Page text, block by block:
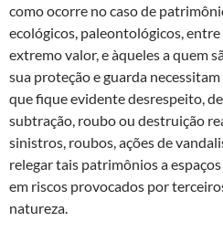
como ocorre no caso de
ecológicos, paleontológicos,
extremo valor, e àqueles a quem
sua proteção e guarda
que fique evidente desrespeito,
subtração, roubo ou destruição
sinistros, roubos, ações de
relegar tais patrimônios a
em riscos provocados por
natureza.